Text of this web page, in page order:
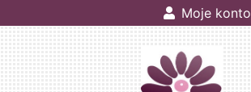
Moje konto